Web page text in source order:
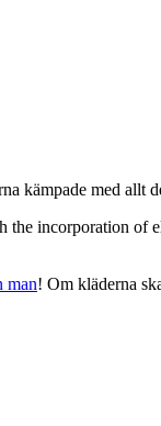
kämpade med
incorporation
man! Om kläderna